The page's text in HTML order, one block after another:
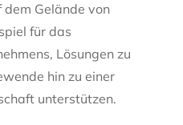
Gelände von
für das
Lösungen zu
hin zu einer
unterstützen.